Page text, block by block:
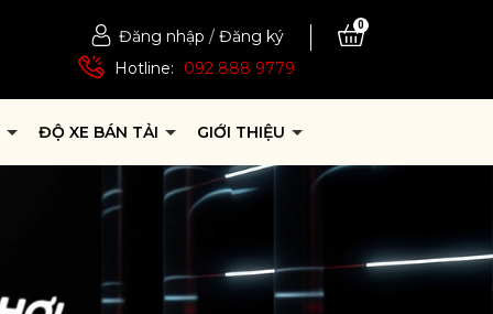
Đăng nhập / Đăng ký
0
Hotline: 092 888 9779
ĐỘ XE BÁN TẢI GIỚI THIỆU